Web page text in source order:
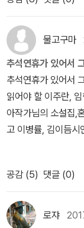
문고리가 보여 열고
어둑어둑한 분위기
지를 살펴보는데
이 가끔 간다는 곳이
나니 쥔장이 신청곡
레논 두 곡을 신청
에 게시하고 선곡한
인지는 <고바우식
이란 액자를 한 끝머
그랬군 했다. 0책
으로 정한다. 작업실
안주는 두루치기보
렵에 한 공기 볶아
물고구마
추석연휴가 있어서
추석연휴가 있어서
읽어야 할 이주란,
아작가님의 소설집,
고 이병률, 김이듬시
공감 (5) 댓글 (0)
로쟈